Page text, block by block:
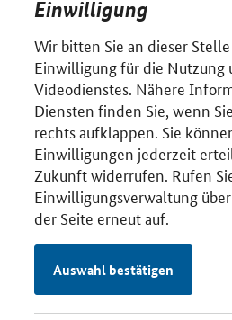
Einwilligung
Wir bitten Sie an dieser
Einwilligung für die Nutzung
Videodienstes. Nähere
Diensten finden Sie, wenn
rechts aufklappen. Sie
Einwilligungen jederzeit
Zukunft widerrufen. Rufen
Einwilligungsverwaltung
der Seite erneut auf.
Auswahl bestätigen